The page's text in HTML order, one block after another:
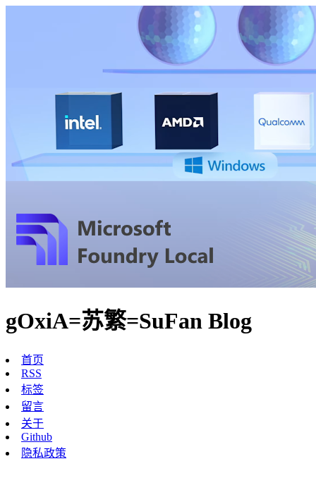
gOxiA=苏繁=SuFan Blog
首页
RSS
标签
留言
关于
Github
隐私政策